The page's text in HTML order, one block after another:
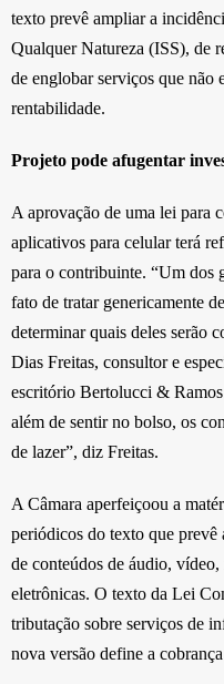
texto prevê ampliar a
Qualquer Natureza (ISS), de
de englobar serviços que não
rentabilidade.
Projeto pode afugentar
A aprovação de uma lei para
aplicativos para celular terá
para o contribuinte. “Um dos
fato de tratar genericamente
determinar quais deles serão
Dias Freitas, consultor e
escritório Bertolucci &
além de sentir no bolso, os
de lazer”, diz Freitas.
A Câmara aperfeiçoou a
periódicos do texto que
de conteúdos de áudio,
eletrônicas. O texto da Lei
tributação sobre serviços de
nova versão define a